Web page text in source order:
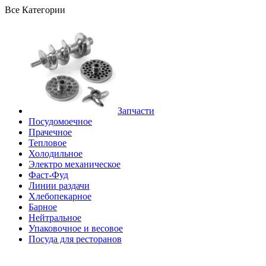
Все Категории
Запчасти
Посудомоечное
Прачечное
Тепловое
Холодильное
Электро механическое
Фаст-Фуд
Линии раздачи
Хлебопекарное
Барное
Нейтральное
Упаковочное и весовое
Посуда для ресторанов